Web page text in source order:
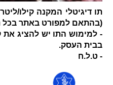
(בהתאם למפורט באתר בכל
- למימוש התו יש להציג
בבית העסק.
- ט.ל.ח